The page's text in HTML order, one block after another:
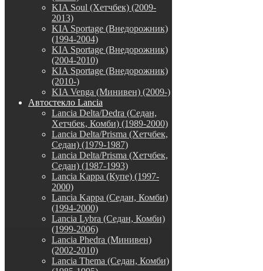
KIA Soul (Хетчбек) (2009-
2013)
KIA Sportage (Внедорожник)
(1994-2004)
KIA Sportage (Внедорожник)
(2004-2010)
KIA Sportage (Внедорожник)
(2010-)
KIA Venga (Минивен) (2009-)
Автостекло Lancia
Lancia Delta/Dedra (Седан,
Хетчбек, Комби) (1989-2000)
Lancia Delta/Prisma (Хетчбек,
Седан) (1979-1987)
Lancia Delta/Prisma (Хетчбек,
Седан) (1987-1993)
Lancia Kappa (Купе) (1997-
2000)
Lancia Kappa (Седан, Комби)
(1994-2000)
Lancia Lybra (Седан, Комби)
(1999-2006)
Lancia Phedra (Минивен)
(2002-2010)
Lancia Thema (Седан, Комби)